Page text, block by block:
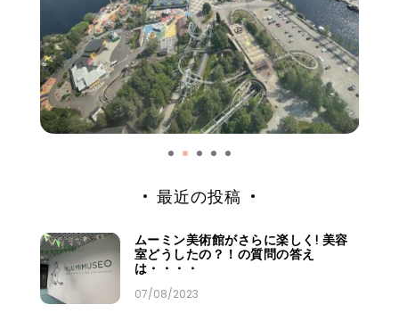
最近の投稿
ムーミン美術館がさらに楽しく! 美容
室どうしたの？！の質問の答え
は・・・・
07/08/2023